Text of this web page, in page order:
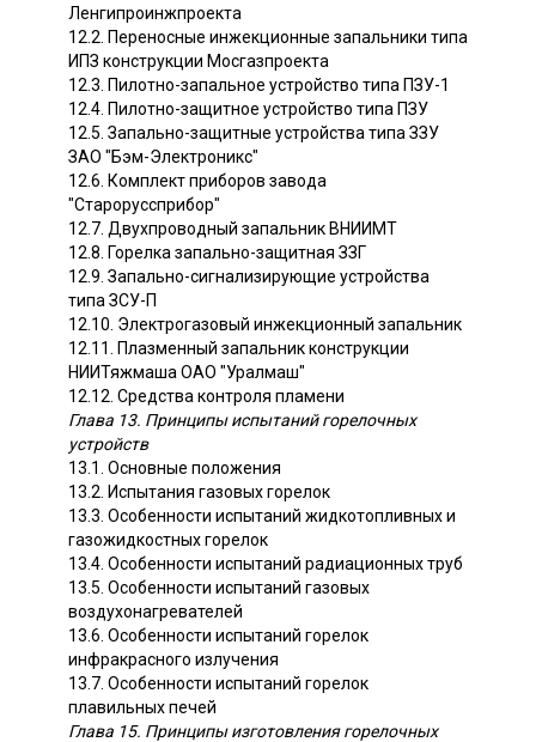
Ленгипроинжпроекта
12.2. Переносные инжекционные запальники типа
ИПЗ конструкции Мосгазпроекта
12.3. Пилотно-запальное устройство типа ПЗУ-1
12.4. Пилотно-защитное устройство типа ПЗУ
12.5. Запально-защитные устройства типа ЗЗУ
ЗАО "Бэм-Электроникс"
12.6. Комплект приборов завода
"Староруссприбор"
12.7. Двухпроводный запальник ВНИИМТ
12.8. Горелка запально-защитная ЗЗГ
12.9. Запально-сигнализирующие устройства
типа ЗСУ-П
12.10. Электрогазовый инжекционный запальник
12.11. Плазменный запальник конструкции
НИИТяжмаша ОАО "Уралмаш"
12.12. Средства контроля пламени
Глава 13. Принципы испытаний горелочных
устройств
13.1. Основные положения
13.2. Испытания газовых горелок
13.3. Особенности испытаний жидкотопливных и
газожидкостных горелок
13.4. Особенности испытаний радиационных труб
13.5. Особенности испытаний газовых
воздухонагревателей
13.6. Особенности испытаний горелок
инфракрасного излучения
13.7. Особенности испытаний горелок
плавильных печей
Глава 15. Принципы изготовления горелочных